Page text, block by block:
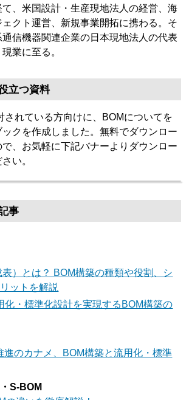
、米国設計・生産現地法人の経営、海
クト運営、新規事業開拓に携わる。そ
信機器関連企業の日本現地法人の代表
業に至る。
立つ資料
されている方向けに、BOMについてを
クを作成しました。無料でダウンロー
で、お気軽に下記バナーよりダウンロー
い。
事
）とは？ BOM構築の種類や役割、シ
ットを解説
化・標準化設計を実現するBOM構築の
進のカナメ、BOM構築と流用化・標準
S-BOM